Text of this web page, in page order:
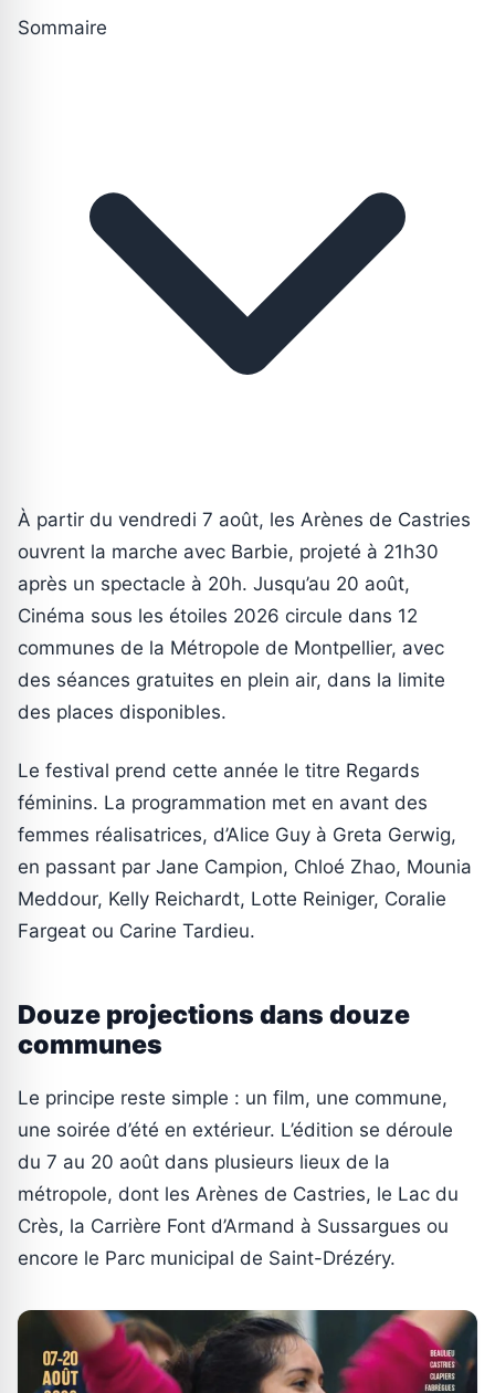
Sommaire
À partir du vendredi 7 août, les Arènes de Castries
ouvrent la marche avec Barbie, projeté à 21h30
après un spectacle à 20h. Jusqu’au 20 août,
Cinéma sous les étoiles 2026 circule dans 12
communes de la Métropole de Montpellier, avec
des séances gratuites en plein air, dans la limite
des places disponibles.
Le festival prend cette année le titre Regards
féminins. La programmation met en avant des
femmes réalisatrices, d’Alice Guy à Greta Gerwig,
en passant par Jane Campion, Chloé Zhao, Mounia
Meddour, Kelly Reichardt, Lotte Reiniger, Coralie
Fargeat ou Carine Tardieu.
Douze projections dans douze
communes
Le principe reste simple : un film, une commune,
une soirée d’été en extérieur. L’édition se déroule
du 7 au 20 août dans plusieurs lieux de la
métropole, dont les Arènes de Castries, le Lac du
Crès, la Carrière Font d’Armand à Sussargues ou
encore le Parc municipal de Saint-Drézéry.